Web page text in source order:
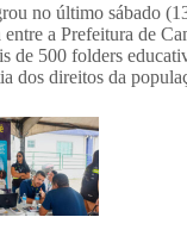
no último sábado
a Prefeitura de
de 500 folders
dos direitos da